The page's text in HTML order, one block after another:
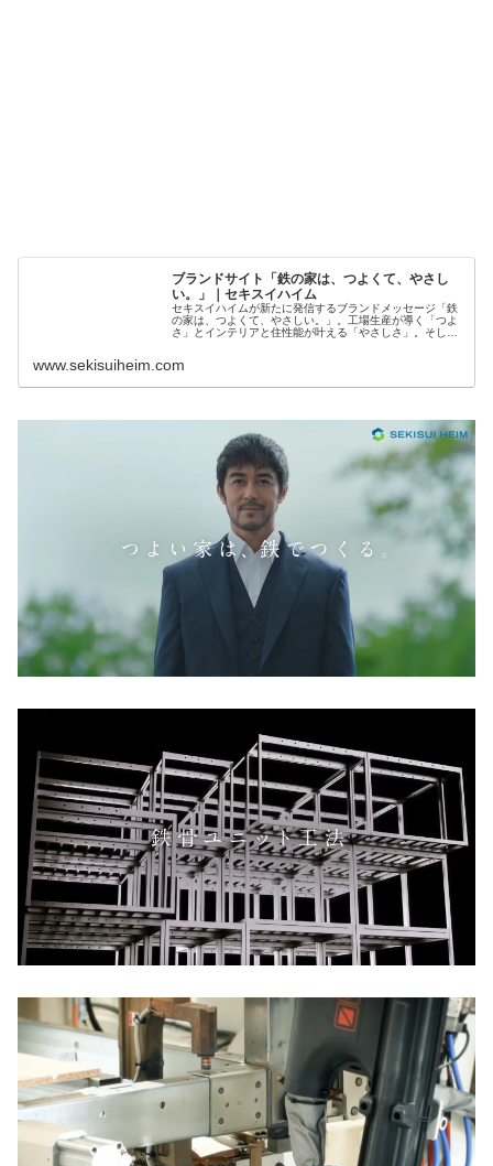
ブランドサイト「鉄の家は、つよくて、やさし
い。」｜セキスイハイム
セキスイハイムが新たに発信するブランドメッセージ「鉄
の家は、つよくて、やさしい。」。工場生産が導く「つよ
さ」とインテリアと住性能が叶える「やさしさ」。そし
www.sekisuiheim.com